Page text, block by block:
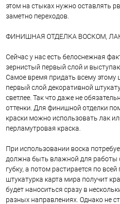
этом на стыках нужно оставлять
заметно переходов.
ФИНИШНАЯ ОТДЕЛКА ВОСКОМ,
Сейчас у нас есть белоснежная
зернистый первый слой и
Самое время придать всему этому
первый слой декоративной
светлее. Так что даже не
оттенки. Для финишной отделки
краски можно использовать лак
перламутровая краска.
При использовании воска
должна быть влажной для работы
губку, а потом растирается по
штукатурка карта мира получит
будет наноситься сразу в
разных направлениях. Однако не